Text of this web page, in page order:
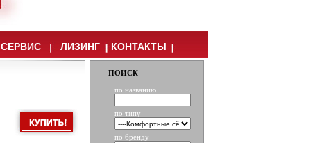
СЕРВИС ЛИЗИНГ КОНТАКТЫ
ПОИСК
по названию
по типу
по бренду